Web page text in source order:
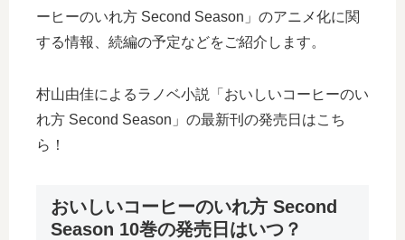
ーヒーのいれ方 Second Season」のアニメ化に関
する情報、続編の予定などをご紹介します。
村山由佳によるラノベ小説「おいしいコーヒーのい
れ方 Second Season」の最新刊の発売日はこち
ら！
おいしいコーヒーのいれ方 Second
Season 10巻の発売日はいつ？